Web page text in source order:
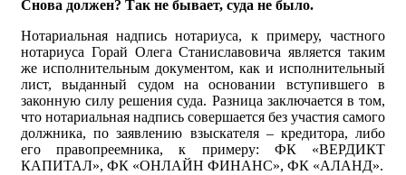
Снова должен? Так не бывает, суда не было.
Нотариальная надпись нотариуса, к примеру, частного
нотариуса Горай Олега Станиславовича является таким
же исполнительным документом, как и исполнительный
лист, выданный судом на основании вступившего в
законную силу решения суда. Разница заключается в том,
что нотариальная надпись совершается без участия самого
должника, по заявлению взыскателя – кредитора, либо
его правопреемника, к примеру: ФК «ВЕРДИКТ
КАПИТАЛ», ФК «ОНЛАЙН ФИНАНС», ФК «АЛАНД».